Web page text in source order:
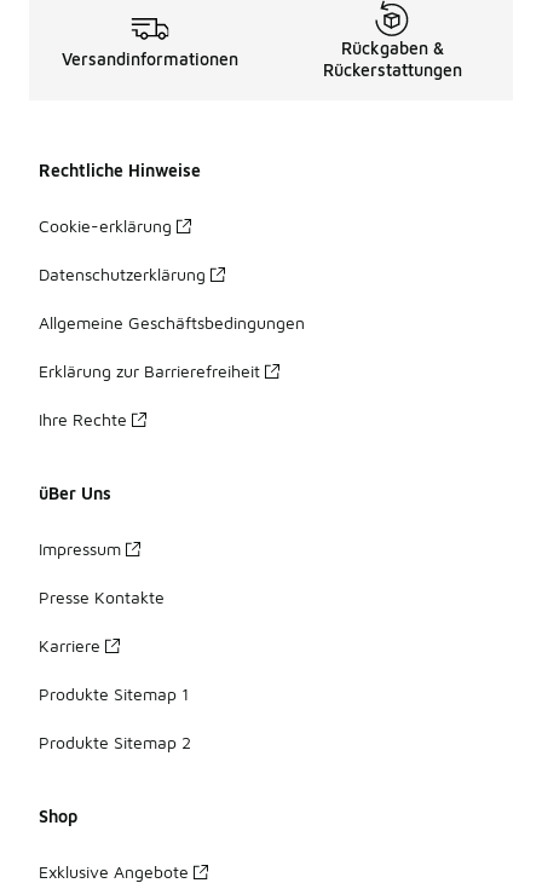
Versandinformationen
Rückgaben &
Rückerstattungen
Rechtliche Hinweise
Cookie-erklärung
Datenschutzerklärung
Allgemeine Geschäftsbedingungen
Erklärung zur Barrierefreiheit
Ihre Rechte
üBer Uns
Impressum
Presse Kontakte
Karriere
Produkte Sitemap 1
Produkte Sitemap 2
Shop
Exklusive Angebote